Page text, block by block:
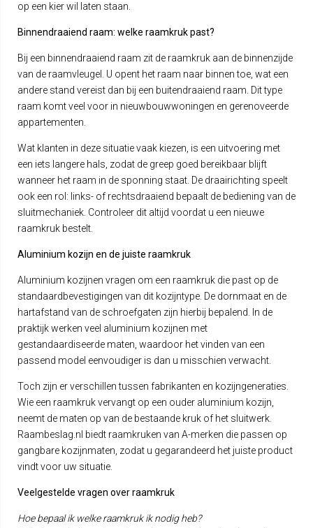
op een kier wil laten staan.
Binnendraaiend raam: welke raamkruk past?
Bij een binnendraaiend raam zit de raamkruk aan de binnenzijde
van de raamvleugel. U opent het raam naar binnen toe, wat een
andere stand vereist dan bij een buitendraaiend raam. Dit type
raam komt veel voor in nieuwbouwwoningen en gerenoveerde
appartementen.
Wat klanten in deze situatie vaak kiezen, is een uitvoering met
een iets langere hals, zodat de greep goed bereikbaar blijft
wanneer het raam in de sponning staat. De draairichting speelt
ook een rol: links- of rechtsdraaiend bepaalt de bediening van de
sluitmechaniek. Controleer dit altijd voordat u een nieuwe
raamkruk bestelt.
Aluminium kozijn en de juiste raamkruk
Aluminium kozijnen vragen om een raamkruk die past op de
standaardbevestigingen van dit kozijntype. De dornmaat en de
hartafstand van de schroefgaten zijn hierbij bepalend. In de
praktijk werken veel aluminium kozijnen met
gestandaardiseerde maten, waardoor het vinden van een
passend model eenvoudiger is dan u misschien verwacht.
Toch zijn er verschillen tussen fabrikanten en kozijngeneraties.
Wie een raamkruk vervangt op een ouder aluminium kozijn,
neemt de maten op van de bestaande kruk of het sluitwerk.
Raambeslag.nl biedt raamkruken van A-merken die passen op
gangbare kozijnmaten, zodat u gegarandeerd het juiste product
vindt voor uw situatie.
Veelgestelde vragen over raamkruk
Hoe bepaal ik welke raamkruk ik nodig heb?